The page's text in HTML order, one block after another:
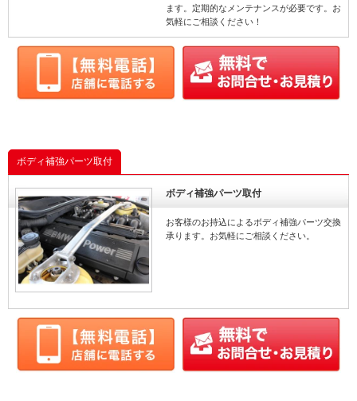
ます。定期的なメンテナンスが必要です。お
気軽にご相談ください！
ボディ補強パーツ取付
ボディ補強パーツ取付
お客様のお持込によるボディ補強パーツ交換
承ります。お気軽にご相談ください。